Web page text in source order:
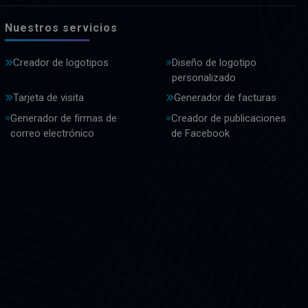
Nuestros servicios
Creador de logotipos
Diseño de logotipo
personalizado
Tarjeta de visita
Generador de facturas
Generador de firmas de
correo electrónico
Creador de publicaciones
de Facebook